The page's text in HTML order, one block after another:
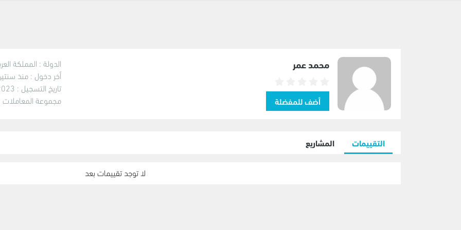
محمد عمر الدولة : المملكة
أخر دخول : منذ
تاريخ التسجيل : Oct 19
مجموعة المعاملات
التقييمات المشاريع
لا توجد تقييمات بعد